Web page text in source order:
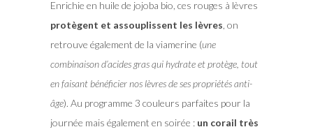
Enrichie en huile de jojoba bio, ces rouges à lèvres
protègent et assouplissent les lèvres , on
retrouve également de la viamerine (une
combinaison d’acides gras qui hydrate et protège, tout
en faisant bénéficier nos lèvres de ses propriétés anti-
âge). Au programme 3 couleurs parfaites pour la
journée mais également en soirée :un corail très